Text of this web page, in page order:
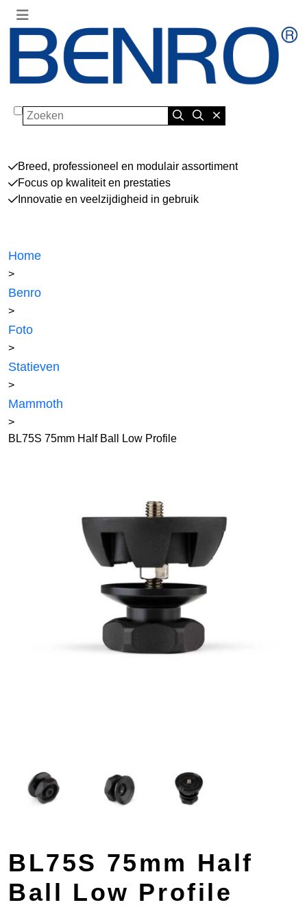
Zoeken
Breed, professioneel en modulair assortiment
Focus op kwaliteit en prestaties
Innovatie en veelzijdigheid in gebruik
Home
>
Benro
>
Foto
>
Statieven
>
Mammoth
>
BL75S 75mm Half Ball Low Profile
BL75S 75mm Half
Ball Low Profile